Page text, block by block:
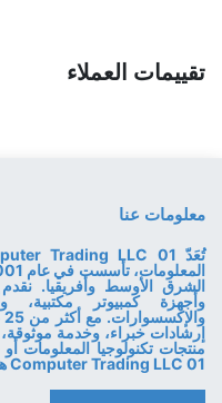
تقييمات العملاء
معلومات عنا
الشرق الأوسط وأفريقيا.
وأجهزة كمبيوتر مكتبية،
إرشادات خبراء، وخدمة
منتجات تكنولوجيا المعلومات
01 Computer Trading LLC هو شريكك الموثوق في التكنولوجيا.